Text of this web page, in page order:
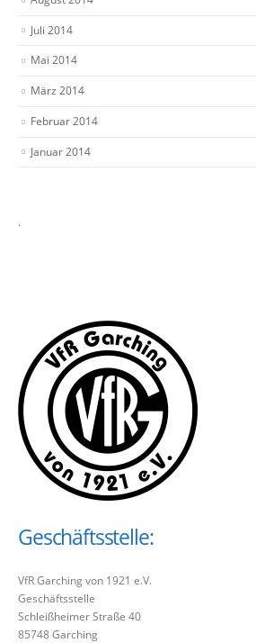
Juli 2014
Mai 2014
März 2014
Februar 2014
Januar 2014
.
Geschäftsstelle:
VfR Garching von 1921 e.V.
Geschäftsstelle
Schleißheimer Straße 40
85748 Garching